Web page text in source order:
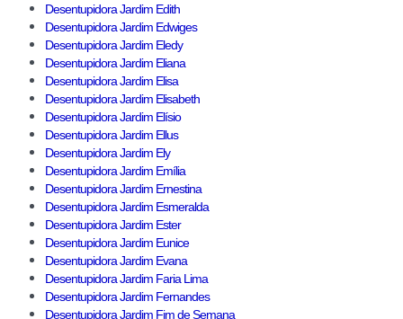
Desentupidora Jardim Edith
Desentupidora Jardim Edwiges
Desentupidora Jardim Eledy
Desentupidora Jardim Eliana
Desentupidora Jardim Elisa
Desentupidora Jardim Elisabeth
Desentupidora Jardim Elísio
Desentupidora Jardim Ellus
Desentupidora Jardim Ely
Desentupidora Jardim Emília
Desentupidora Jardim Ernestina
Desentupidora Jardim Esmeralda
Desentupidora Jardim Ester
Desentupidora Jardim Eunice
Desentupidora Jardim Evana
Desentupidora Jardim Faria Lima
Desentupidora Jardim Fernandes
Desentupidora Jardim Fim de Semana